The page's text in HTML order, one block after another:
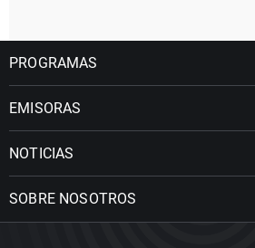
PROGRAMAS
EMISORAS
NOTICIAS
SOBRE NOSOTROS